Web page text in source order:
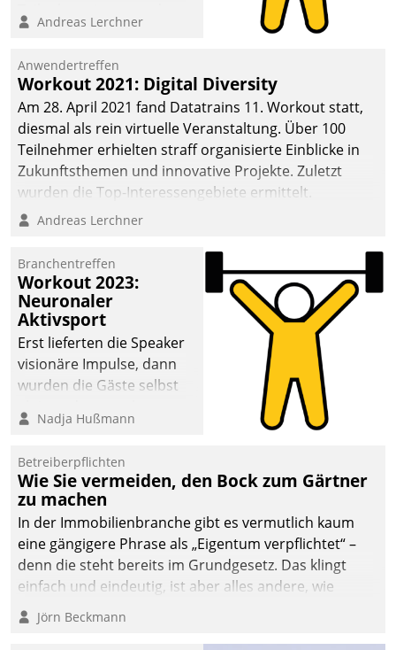
Teilnehmer kurzweilige
Cloud-Strategien und -
Lösungen mit hohem
Zukunftspotenzial.
Andreas Lerchner
Anwendertreffen
Workout 2021: Digital Diversity
Am 28. April 2021 fand Datatrains 11. Workout statt,
diesmal als rein virtuelle Veranstaltung. Über 100
Teilnehmer erhielten straff organisierte Einblicke in
Zukunftsthemen und innovative Projekte. Zuletzt
wurden die Top-Interessengebiete ermittelt.
Andreas Lerchner
Branchentreffen
Workout 2023:
Neuronaler
Aktivsport
Erst lieferten die Speaker
visionäre Impulse, dann
wurden die Gäste selbst
methodisch
Quartier. Dazwischen
zeigte Datatrain, was es
Neues zu bieten hat.
Nadja Hußmann
Betreiberpflichten
Wie Sie vermeiden, den Bock zum Gärtner
zu machen
In der Immobilienbranche gibt es vermutlich kaum
eine gängigere Phrase als „Eigentum verpflichtet“ –
denn die steht bereits im Grundgesetz. Das klingt
einfach und eindeutig, ist aber alles andere, wie
Branchenbeschäftigte wissen. Denn mit der
Verantwortung folgen Verpflichtungen.
Jörn Beckmann